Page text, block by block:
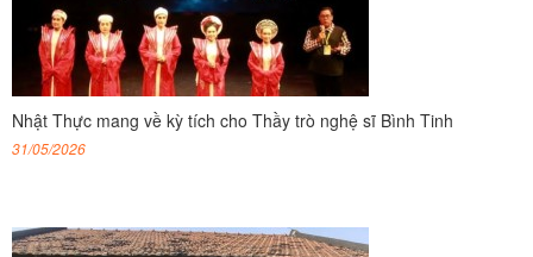
Nhật Thực mang về kỳ tích cho Thầy trò nghệ sĩ Bình Tinh
31/05/2026